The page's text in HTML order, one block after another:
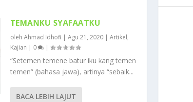
TEMANKU SYAFAATKU
oleh Ahmad Idhofi | Agu 21, 2020| Artikel,
Kajian | 0 |
“Setemen temene batur iku kang temen
temen” (bahasa jawa), artinya “sebaik...
BACA LEBIH LAJUT